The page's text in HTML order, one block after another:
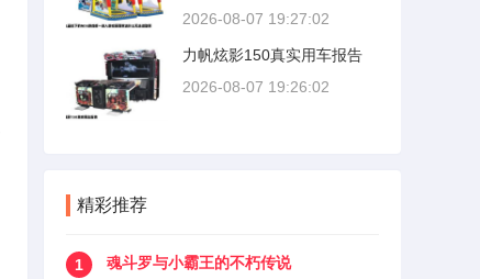
法读取啊
2026-08-07 19:27:02
力帆炫影150真实用车报告
2026-08-07 19:26:02
精彩推荐
1
魂斗罗与小霸王的不朽传说